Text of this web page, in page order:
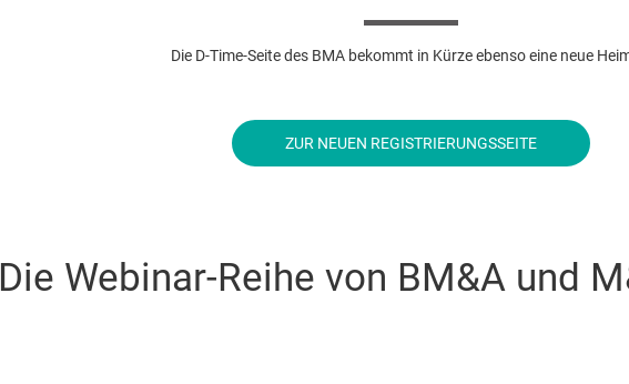
Die D-Time-Seite des BMA bekommt in Kürze ebenso eine neue
ZUR NEUEN REGISTRIERUNGSSEITE
Die Webinar-Reihe von BM&A und